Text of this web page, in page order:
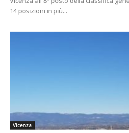
14 posizioni in più...
Vicenza